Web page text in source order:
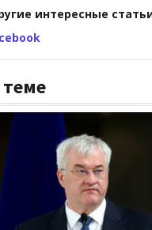
интересные